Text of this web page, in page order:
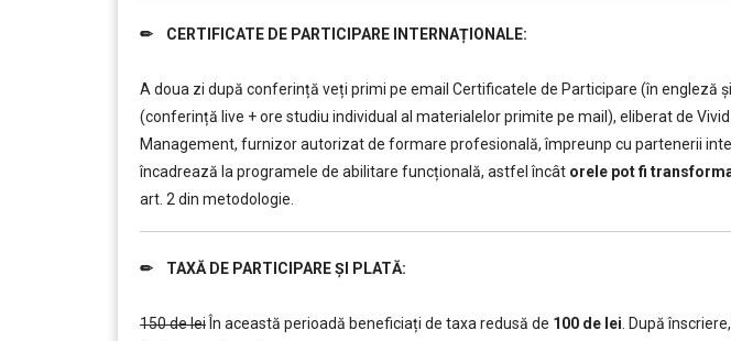
✏ CERTIFICATE DE PARTICIPARE INTERNAȚIONALE:
A doua zi după conferință veți primi pe email Certificatele de Participare (în engleză
(conferință live + ore studiu individual al materialelor primite pe mail), eliberat de
Management, furnizor autorizat de formare profesională, împreunp cu partenerii
încadrează la programele de abilitare funcțională, astfel încât orele pot fi
art. 2 din metodologie.
✏ TAXĂ DE PARTICIPARE ȘI PLATĂ:
150 de lei În această perioadă beneficiați de taxa redusă de 100 de lei . După